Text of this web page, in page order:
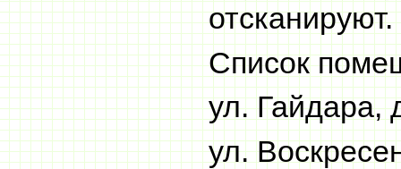
отсканируют.
Список
ул. Гайдара,
ул.